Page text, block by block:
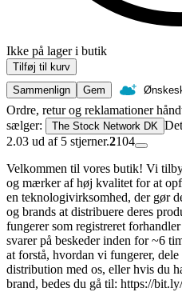
Ikke på lager i butik
Tilføj til kurv
Sammenlign
Gem
Ordre, retur og reklamationer
sælger:
The Stock Network DK
2.03 ud af 5 stjerner.2104
Velkommen til vores butik! Vi
og mærker af høj kvalitet for at
en teknologivirksomhed, der gør
og brands at distribuere deres
fungerer som registreret
svarer på beskeder inden for ~6
at forstå, hvordan vi fungerer,
distribution med os, eller hvis du
brand, bedes du gå til: https://